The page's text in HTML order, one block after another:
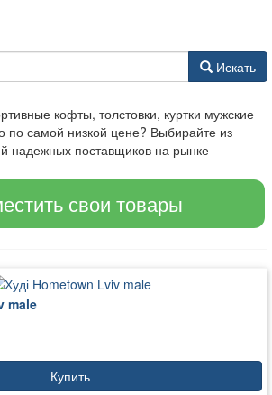
Искать
кофты, толстовки, куртки мужские
по самой низкой цене? Выбирайте из
надежных поставщиков на рынке
свои товары
male
Купить